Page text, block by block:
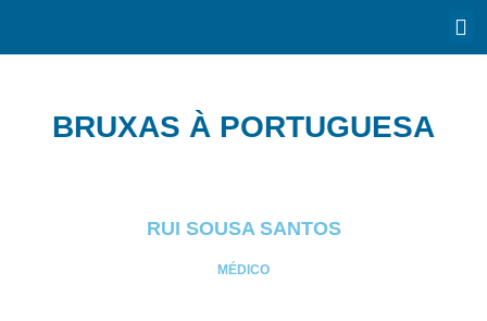
BRUXAS À PORTUGUESA
RUI SOUSA SANTOS
MÉDICO